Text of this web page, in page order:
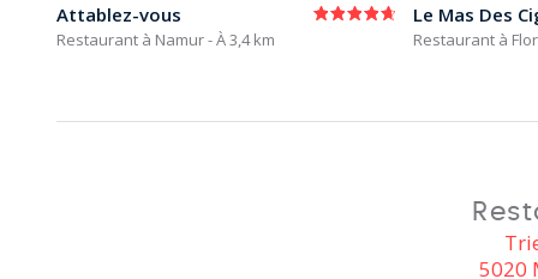
Attablez-vous
Restaurant à Namur- À 3,4 km
Le Mas Des
Restaurant à
5020